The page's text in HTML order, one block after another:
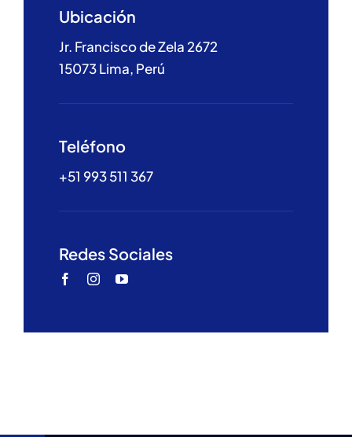
Ubicación
Jr. Francisco de Zela 2672
15073 Lima, Perú
Teléfono
+51 993 511 367
Redes Sociales